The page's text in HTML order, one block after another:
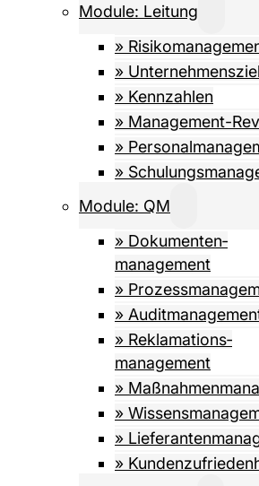
Module: Leitung
»
»
» Kennzahlen
» Management-
»
»
Module: QM
» Dokumenten­­
management
»
»
» Reklamations­
management
»
»
»
»